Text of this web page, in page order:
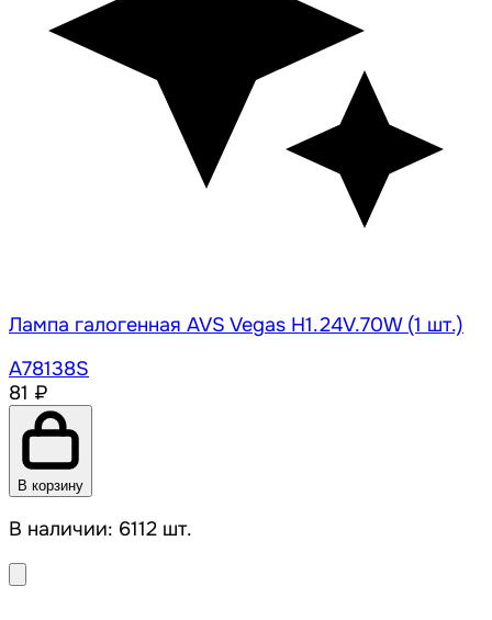
Лампа галогенная AVS Vegas H1.24V.70W (1 шт.)
A78138S
81 ₽
В корзину
В наличии: 6112 шт.